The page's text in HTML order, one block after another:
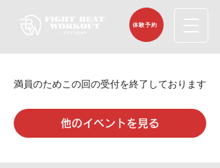
体験予約
満員のためこの回の受付を終了しております
他のイベントを見る